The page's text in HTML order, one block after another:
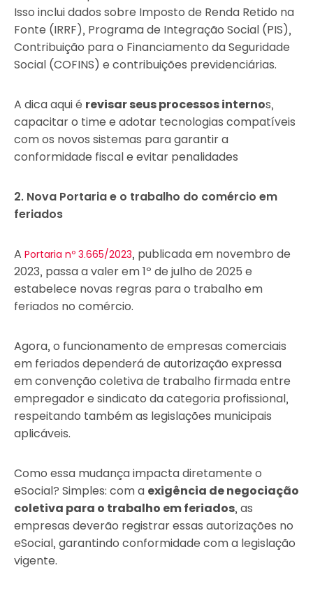
Isso inclui dados sobre Imposto de Renda Retido na
Fonte (IRRF), Programa de Integração Social (PIS),
Contribuição para o Financiamento da Seguridade
Social (COFINS) e contribuições previdenciárias.
A dica aqui é revisar seus processos internos,
capacitar o time e adotar tecnologias compatíveis
com os novos sistemas para garantir a
conformidade fiscal e evitar penalidades
2. Nova Portaria e o trabalho do comércio em
feriados
A Portaria nº 3.665/2023, publicada em novembro de
2023, passa a valer em 1º de julho de 2025 e
estabelece novas regras para o trabalho em
feriados no comércio.
Agora, o funcionamento de empresas comerciais
em feriados dependerá de autorização expressa
em convenção coletiva de trabalho firmada entre
empregador e sindicato da categoria profissional,
respeitando também as legislações municipais
aplicáveis.
Como essa mudança impacta diretamente o
eSocial? Simples: com a exigência de negociação
coletiva para o trabalho em feriados, as
empresas deverão registrar essas autorizações no
eSocial, garantindo conformidade com a legislação
vigente.